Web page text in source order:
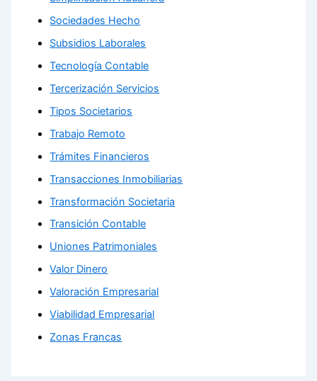
Sociedades Hecho
Subsidios Laborales
Tecnología Contable
Tercerización Servicios
Tipos Societarios
Trabajo Remoto
Trámites Financieros
Transacciones Inmobiliarias
Transformación Societaria
Transición Contable
Uniones Patrimoniales
Valor Dinero
Valoración Empresarial
Viabilidad Empresarial
Zonas Francas